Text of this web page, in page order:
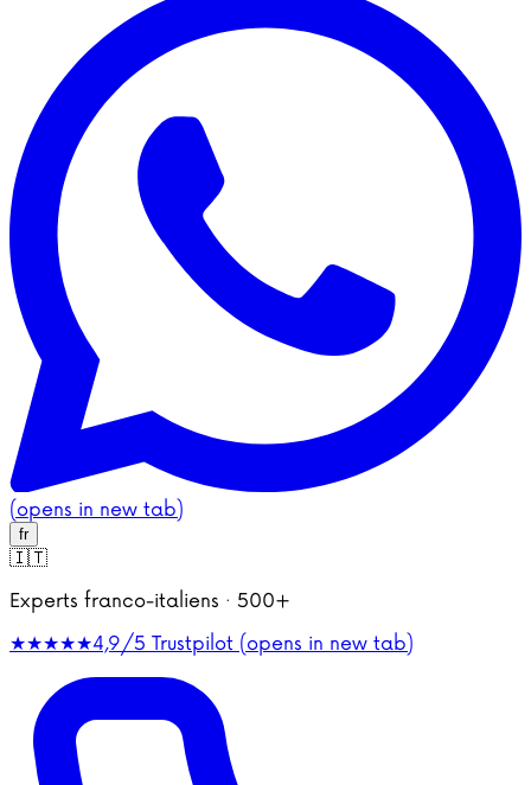
(opens in new tab)
fr
🇮🇹
Experts franco-italiens · 500+
★★★★★4,9/5 Trustpilot (opens in new tab)